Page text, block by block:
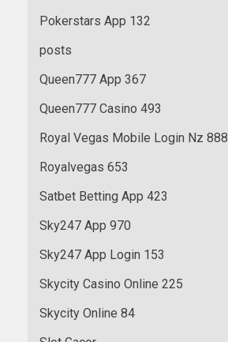
Pokerstars App 132
posts
Queen777 App 367
Queen777 Casino 493
Royal Vegas Mobile Login Nz 888
Royalvegas 653
Satbet Betting App 423
Sky247 App 970
Sky247 App Login 153
Skycity Casino Online 225
Skycity Online 84